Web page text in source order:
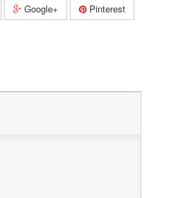
Google+ Pinterest